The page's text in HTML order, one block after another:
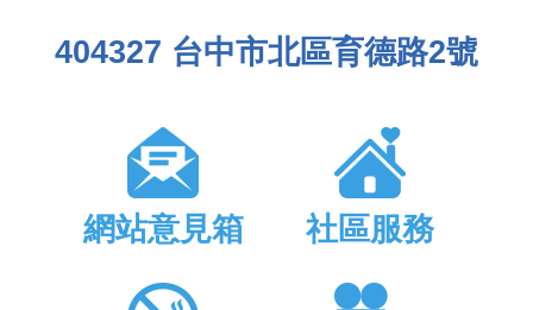
404327 台中市北區育德路2號
網站意見箱 社區服務